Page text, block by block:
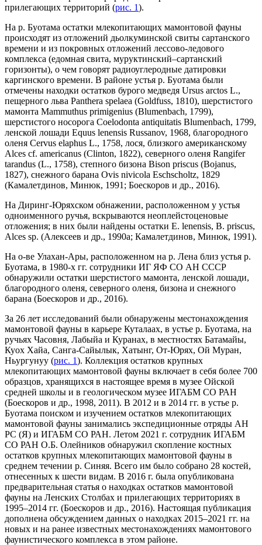
прилегающих территорий (рис. 1).
На р. Буотама остатки млекопитающих мамонтовой фауны
происходят из отложений дьолкуминской свиты сартанского
времени и из покровных отложений лессово-ледового
комплекса (едомная свита, муруктинский–сартанский
горизонты), о чем говорят радиоуглеродные датировки
каргинского времени. В районе устья р. Буотама были
отмечены находки остатков бурого медведя Ursus arctos L.,
пещерного льва Panthera spelaea (Goldfuss, 1810), шерстистого
мамонта Mammuthus primigenius (Blumenbach, 1799),
шерстистого носорога Coelodonta antiquitatis Blumenbach, 1799,
ленской лошади Equus lenensis Russanov, 1968, благородного
оленя Cervus elaphus L., 1758, лося, близкого американскому
Alces cf. americanus (Clinton, 1822), северного оленя Rangifer
tarandus (L., 1758), степного бизона Bison priscus (Bojanus,
1827), снежного барана Ovis nivicola Eschscholtz, 1829
(Камалетдинов, Минюк, 1991; Боескоров и др., 2016).
На Диринг-Юряхском обнажении, расположенном у устья
одноименного ручья, вскрываются неоплейстоценовые
отложения; в них были найдены остатки E. lenensis, B. priscus,
Alces sp. (Алексеев и др., 1990а; Камалетдинов, Минюк, 1991).
На о-ве Улахан-Ары, расположенном на р. Лена близ устья р.
Буотама, в 1980-х гг. сотрудники ИГ ЯФ СО АН СССР
обнаружили остатки шерстистого мамонта, ленской лошади,
благородного оленя, северного оленя, бизона и снежного
барана (Боескоров и др., 2016).
За 26 лет исследований были обнаружены местонахождения
мамонтовой фауны в карьере Куталаах, в устье р. Буотама, на
ручьях Часовня, Лабыйа и Куранах, в местностях Батамайы,
Куох Хайа, Санга-Сайылык, Хатынг, От-Юрях, Ой Муран,
Ньургунуу (рис. 1). Коллекция остатков крупных
млекопитающих мамонтовой фауны включает в себя более 700
образцов, хранящихся в настоящее время в музее Ойской
средней школы и в геологическом музее ИГАБМ СО РАН
(Боескоров и др., 1998, 2011). В 2012 и в 2014 гг. в устье р.
Буотама поиском и изучением остатков млекопитающих
мамонтовой фауны занимались экспедиционные отряды АН
РС (Я) и ИГАБМ СО РАН. Летом 2021 г. сотрудник ИГАБМ
СО РАН О.Б. Олейников обнаружил скопление костных
остатков крупных млекопитающих мамонтовой фауны в
среднем течении р. Синяя. Всего им было собрано 28 костей,
отнесенных к шести видам. В 2016 г. была опубликована
предварительная статья о находках остатков мамонтовой
фауны на Ленских Столбах и прилегающих территориях в
1995–2014 гг. (Боескоров и др., 2016). Настоящая публикация
дополнена обсуждением данных о находках 2015–2021 гг. на
новых и на ранее известных местонахождениях мамонтового
фаунистического комплекса в этом районе.